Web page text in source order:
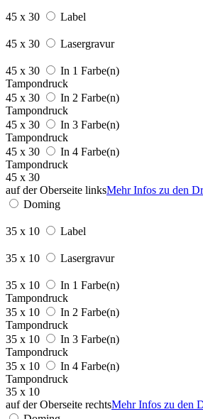
45 x 30 Label
45 x 30 Lasergravur
45 x 30
In 1 Farbe(n)
Tampondruck
45 x 30
In 2 Farbe(n)
Tampondruck
45 x 30
In 3 Farbe(n)
Tampondruck
45 x 30
In 4 Farbe(n)
Tampondruck
45 x 30
auf der Oberseite linksMehr Infos zu den
Doming
35 x 10 Label
35 x 10 Lasergravur
35 x 10
In 1 Farbe(n)
Tampondruck
35 x 10
In 2 Farbe(n)
Tampondruck
35 x 10
In 3 Farbe(n)
Tampondruck
35 x 10
In 4 Farbe(n)
Tampondruck
35 x 10
auf der Oberseite rechtsMehr Infos zu den